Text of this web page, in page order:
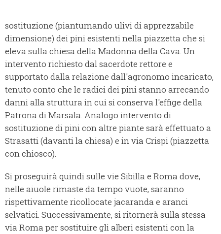
sostituzione (piantumando ulivi di apprezzabile
dimensione) dei pini esistenti nella piazzetta che si
eleva sulla chiesa della Madonna della Cava. Un
intervento richiesto dal sacerdote rettore e
supportato dalla relazione dall'agronomo incaricato,
tenuto conto che le radici dei pini stanno arrecando
danni alla struttura in cui si conserva l'effige della
Patrona di Marsala. Analogo intervento di
sostituzione di pini con altre piante sarà effettuato a
Strasatti (davanti la chiesa) e in via Crispi (piazzetta
con chiosco).
Si proseguirà quindi sulle vie Sibilla e Roma dove,
nelle aiuole rimaste da tempo vuote, saranno
rispettivamente ricollocate jacaranda e aranci
selvatici. Successivamente, si ritornerà sulla stessa
via Roma per sostituire gli alberi esistenti con la